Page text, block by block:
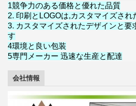
1競争力のある価格と優れた品質
2. 印刷とLOGOは,カスタマイズされ
3. カスタマイズされたデザインと要
す
4環境と良い包装
5専門メーカー 迅速な生産と配達
会社情報